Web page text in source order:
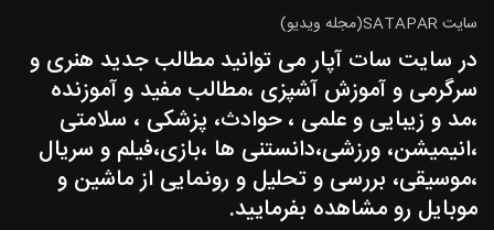
سایت SATAPAR(مجله ویدیو)
در سایت سات آپار می توانید مطالب جدید هنری و
سرگرمی و آموزش آشپزی ،مطالب مفید و آموزنده
،مد و زیبایی و علمی ، حوادث، پزشکی ، سلامتی
،انیمیشن، ورزشی،دانستنی ها ،بازی،فیلم و سریال
،موسیقی، بررسی و تحلیل و رونمایی از ماشین و
موبایل رو مشاهده بفرمایید.